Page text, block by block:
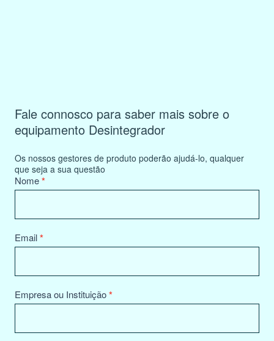
Fale connosco para saber mais sobre o
equipamento Desintegrador
Os nossos gestores de produto poderão ajudá-lo, qualquer
que seja a sua questão
Product
Information
Nome*
Email*
Empresa ou Instituição*